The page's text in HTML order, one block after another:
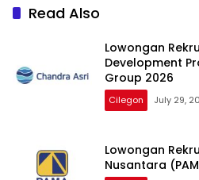
Read Also
Lowongan
Development
Group 2026
Cilegon July 29,
Lowongan
Nusantara